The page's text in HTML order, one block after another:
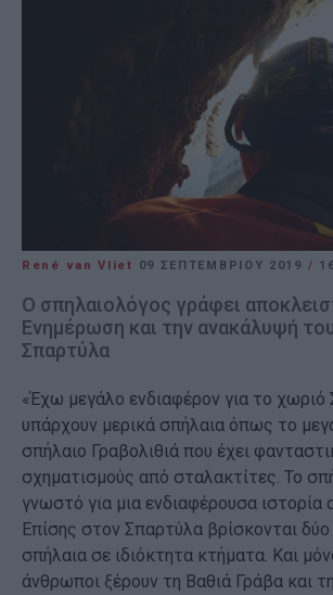
René van Vliet 09 ΣΕΠΤΕΜΒΡΊΟΥ 2019 /
Ο σπηλαιολόγος γράφει
Ενημέρωση και την ανακάλυψή
Σπαρτύλα
«Έχω μεγάλο ενδιαφέρον για το χωριό
υπάρχουν μερικά σπήλαια όπως το
σπήλαιο Γραβολιθιά που έχει
σχηματισμούς από σταλακτίτες. Το
γνωστό για μια ενδιαφέρουσα ιστορία
Επίσης στον Σπαρτύλα βρίσκονται
σπήλαια σε ιδιόκτητα κτήματα. Και
άνθρωποι ξέρουν τη Βαθιά Γράβα και